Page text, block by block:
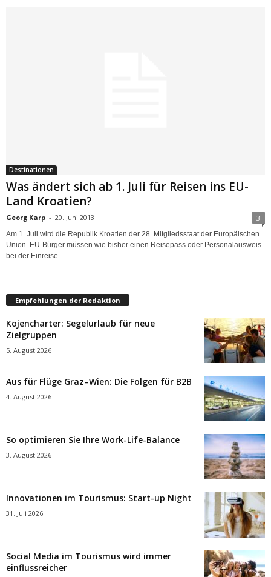
Destinationen
Was ändert sich ab 1. Juli für Reisen ins EU-
Land Kroatien?
Georg Karp - 20. Juni 2013 3
Am 1. Juli wird die Republik Kroatien der 28. Mitgliedsstaat der Europäischen
Union. EU-Bürger müssen wie bisher einen Reisepass oder Personalausweis
bei der Einreise...
Empfehlungen der Redaktion
Kojencharter: Segelurlaub für neue
Zielgruppen
5. August 2026
Aus für Flüge Graz–Wien: Die Folgen für B2B
4. August 2026
So optimieren Sie Ihre Work-Life-Balance
3. August 2026
Innovationen im Tourismus: Start-up Night
31. Juli 2026
Social Media im Tourismus wird immer
einflussreicher